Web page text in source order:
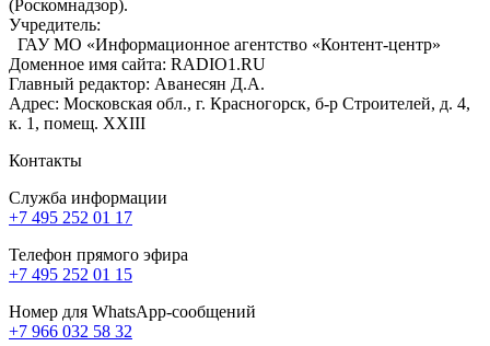
(Роскомнадзор).
Учредитель:
ГАУ МО «Информационное агентство «Контент-центр»
Доменное имя сайта: RADIO1.RU
Главный редактор: Аванесян Д.А.
Адрес: Московская обл., г. Красногорск, б-р Строителей, д. 4,
к. 1, помещ. XXIII
Контакты
Служба информации
+7 495 252 01 17
Телефон прямого эфира
+7 495 252 01 15
Номер для WhatsApp-сообщений
+7 966 032 58 32